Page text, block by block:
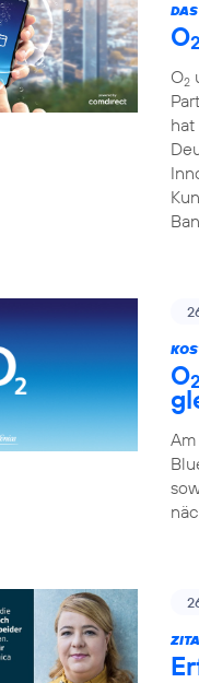
O2
O2
hat
O2